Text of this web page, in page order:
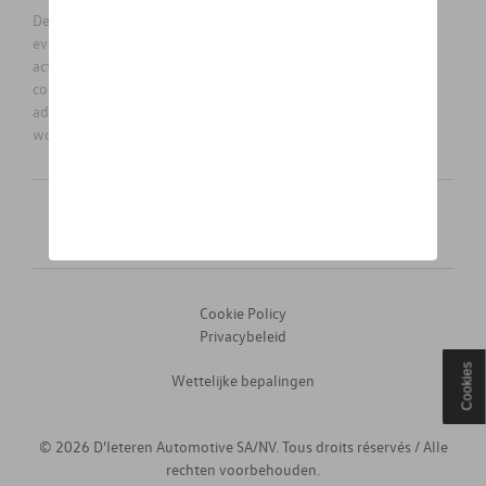
De prijzen op deze site zijn adviesprijzen (incl. btw), exclusief
eventuele installatiekosten. Voor meer informatie over de
actuele verkoopprijs en de eventuele installatiekosten kunt u
contact opnemen met uw concessiehouder / agent. De
adviesprijzen kunnen zonder voorafgaande kennisgeving
worden gewijzigd.
Wettelijke bepalingen
Cookie Policy
Privacybeleid
© 2026 D'Ieteren Automotive SA/NV. Tous droits réservés / Alle
rechten voorbehouden.
Cookies